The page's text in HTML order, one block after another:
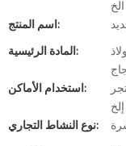
اسم المنتج:
المادة الرئيسية:
استخدام الأماكن:
نوع النشاط التجاري: